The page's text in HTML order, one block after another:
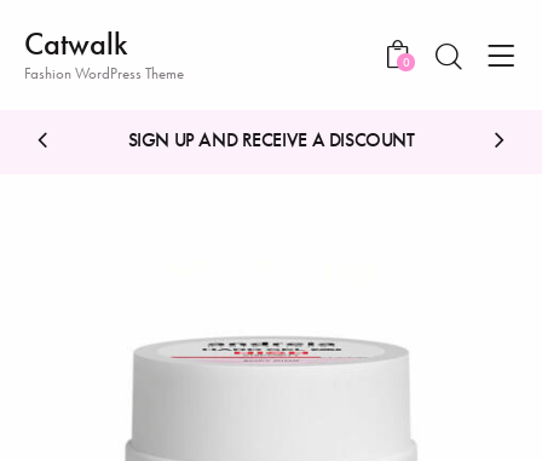
Catwalk
Fashion WordPress Theme
0
SIGN UP AND RECEIVE A DISCOUNT